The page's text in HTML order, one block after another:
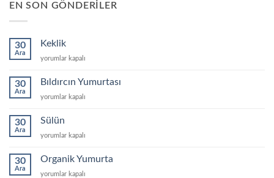
EN SON GÖNDERILER
30
Ara
Keklik
Keklik
yorumlar kapalı
30
Ara
Bıldırcın Yumurtası
Bıldırcın
için
yorumlar kapalı
30
Ara
Sülün
Sülün
yorumlar kapalı
30
Ara
Organik Yumurta
Organik
yorumlar kapalı